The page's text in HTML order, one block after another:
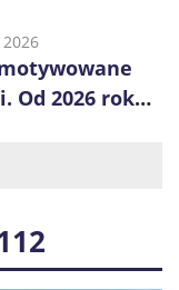
Od 2026 roku